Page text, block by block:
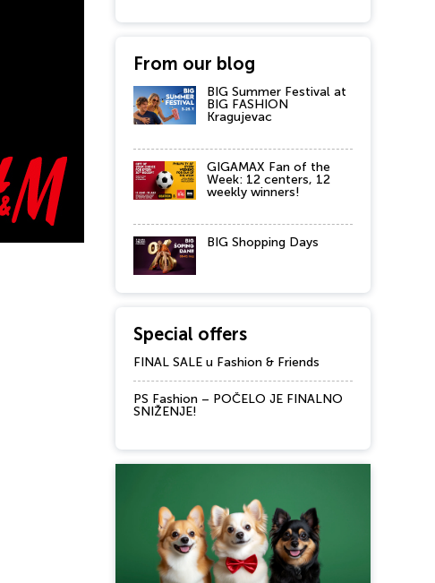
From our blog
BIG Summer Festival at
BIG FASHION
Kragujevac
GIGAMAX Fan of the
Week: 12 centers, 12
weekly winners!
BIG Shopping Days
Special offers
FINAL SALE u Fashion & Friends
PS Fashion – POČELO JE FINALNO
SNIŽENJE!